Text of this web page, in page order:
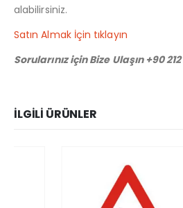
alabilirsiniz.
Satın Almak İçin tıklayın
Sorularınız için Bize Ulaşın +90
İLGILI ÜRÜNLER